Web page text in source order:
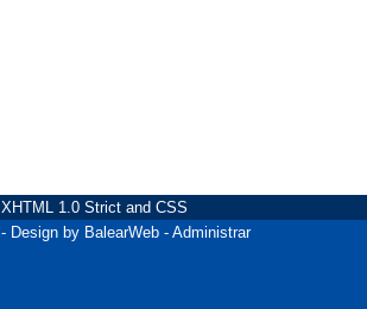
XHTML 1.0 Strict and CSS
- Design by BalearWeb - Administrar